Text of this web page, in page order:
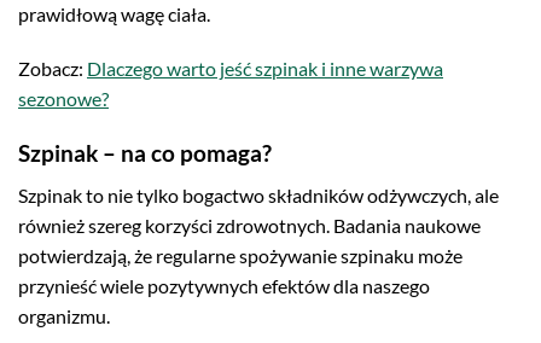
prawidłową wagę ciała.
Zobacz: Dlaczego warto jeść szpinak i inne warzywa
sezonowe?
Szpinak – na co pomaga?
Szpinak to nie tylko bogactwo składników odżywczych, ale
również szereg korzyści zdrowotnych. Badania naukowe
potwierdzają, że regularne spożywanie szpinaku może
przynieść wiele pozytywnych efektów dla naszego
organizmu.